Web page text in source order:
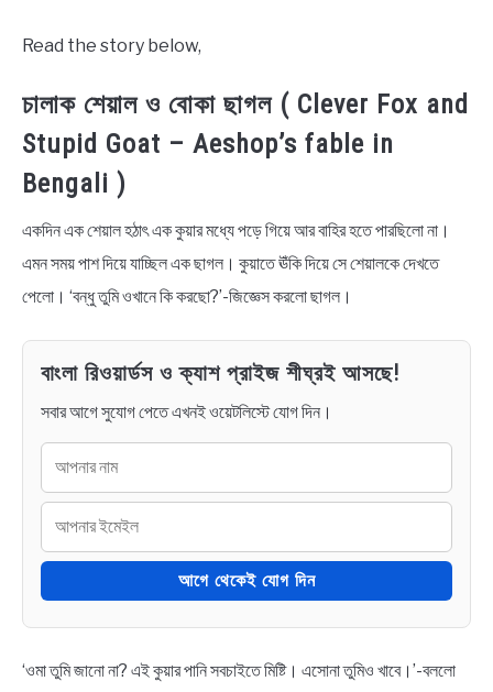
BENGALI LYRICS
BENGALI STORIES
Read the story below,
চালাক শেয়াল ও বোকা ছাগল ( Clever Fox and
Stupid Goat – Aeshop’s fable in
Bengali )
একদিন এক শেয়াল হঠাৎ এক কুয়ার মধ্যে পড়ে গিয়ে আর বাহির হতে পারছিলো না।
এমন সময় পাশ দিয়ে যাচ্ছিল এক ছাগল। কুয়াতে ঊঁকি দিয়ে সে শেয়ালকে দেখতে
পেলো। ‘বন্ধু তুমি ওখানে কি করছো?’-জিজ্ঞেস করলো ছাগল।
বাংলা রিওয়ার্ডস ও ক্যাশ প্রাইজ শীঘ্রই আসছে!
সবার আগে সুযোগ পেতে এখনই ওয়েটলিস্টে যোগ দিন।
আগে থেকেই যোগ দিন
‘ওমা তুমি জানো না? এই কুয়ার পানি সবচাইতে মিষ্টি। এসোনা তুমিও খাবে।’-বললো